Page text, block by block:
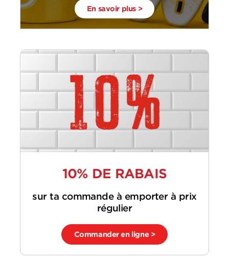
En savoir plus >
10% DE RABAIS
sur ta commande à emporter à prix
régulier
Commander en ligne >